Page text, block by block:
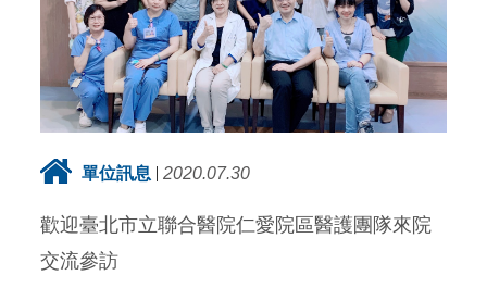
單位訊息 2020.07.30
歡迎臺北市立聯合醫院仁愛院區醫護團隊來院
交流參訪